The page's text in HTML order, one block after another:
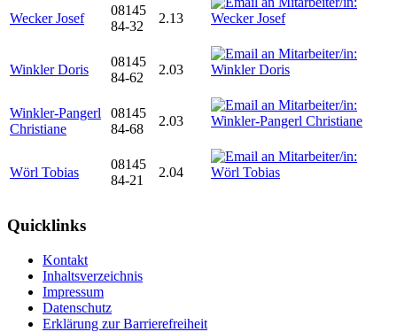
Wecker Josef
08145
84-32
2.13
Winkler Doris
08145
84-62
2.03
Winkler-Pangerl
Christiane
08145
84-68
2.03
Wörl Tobias
08145
84-21
2.04
Quicklinks
Kontakt
Inhaltsverzeichnis
Impressum
Datenschutz
Erklärung zur Barrierefreiheit